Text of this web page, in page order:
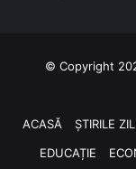
© Copyright
ACASĂ
ȘTIRILE
EDUCAȚIE